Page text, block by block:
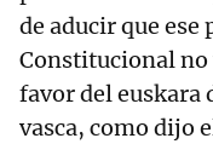
de aducir que
Constitucional no
favor del euskara
vasca, como dijo